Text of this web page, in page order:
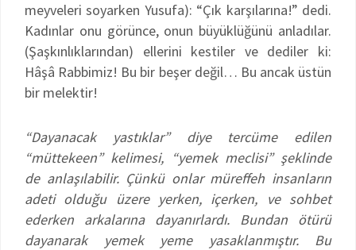
meyveleri soyarken Yusufa): “Çık karşılarına!” dedi.
Kadınlar onu görünce, onun büyüklüğünü anladılar.
(Şaşkınlıklarından) ellerini kestiler ve dediler ki:
Hâşâ Rabbimiz! Bu bir beşer değil… Bu ancak üstün
bir melektir!
“Dayanacak yastıklar” diye tercüme edilen
“müttekeen” kelimesi, “yemek meclisi” şeklinde
de anlaşılabilir. Çünkü onlar müreffeh insanların
adeti olduğu üzere yerken, içerken, ve sohbet
ederken arkalarına dayanırlardı. Bundan ötürü
dayanarak yemek yeme yasaklanmıştır. Bu